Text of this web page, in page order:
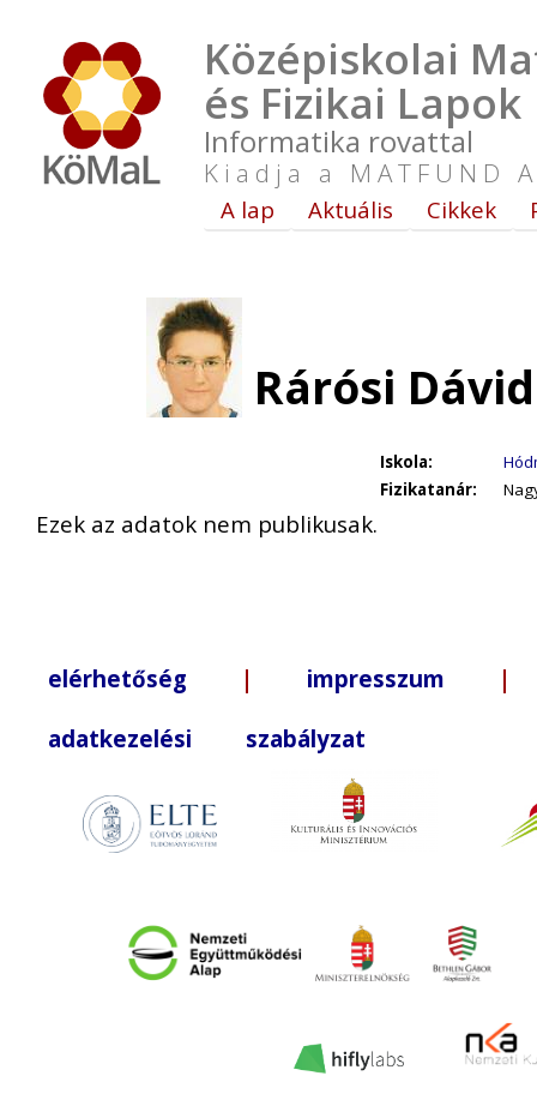
Középiskolai
és Fizikai Lapok
Informatika rovattal
Kiadja a MATFUND
A lap Aktuális Cikkek
Rárósi
Iskola:
Fizikatanár:
Ezek az adatok nem publikusak.
elérhetőség | impresszum |
adatkezelési szabályzat